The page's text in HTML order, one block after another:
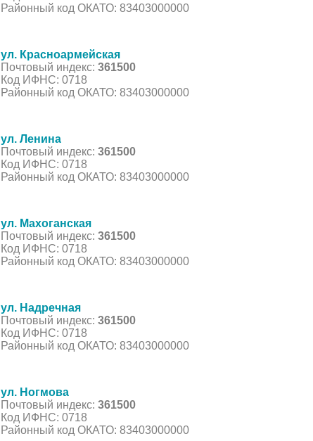
Районный код ОКАТО: 83403000000
ул. Красноармейская
Почтовый индекс: 361500
Код ИФНС: 0718
Районный код ОКАТО: 83403000000
ул. Ленина
Почтовый индекс: 361500
Код ИФНС: 0718
Районный код ОКАТО: 83403000000
ул. Махоганская
Почтовый индекс: 361500
Код ИФНС: 0718
Районный код ОКАТО: 83403000000
ул. Надречная
Почтовый индекс: 361500
Код ИФНС: 0718
Районный код ОКАТО: 83403000000
ул. Ногмова
Почтовый индекс: 361500
Код ИФНС: 0718
Районный код ОКАТО: 83403000000